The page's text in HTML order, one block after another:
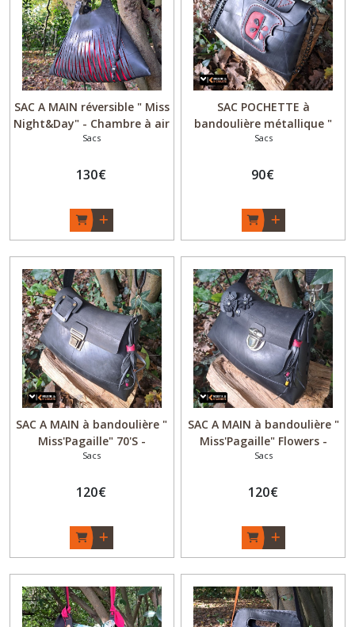
SAC A MAIN réversible " Miss
Night&Day" - Chambre à air
recyclée - Jaune et Rouge -
Upcycling - Made in
Sacs
130€
SAC POCHETTE à
bandoulière métallique "
Miss Pocket" Apple -
Noir et rouge - Fait main -
Bordeaux
Sacs
90€
SAC A MAIN à bandoulière "
Miss'Pagaille" 70'S -
Chambre à air recyclée -
Upcycling - Made in
Sacs
120€
SAC A MAIN à bandoulière "
Miss'Pagaille" Flowers -
Chambre à air recyclée -
Upcycling - Made in
Sacs
120€
Etuis
à
lunettes
(1)